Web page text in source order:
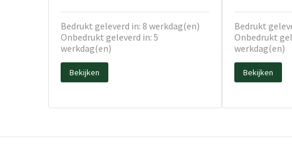
Bedrukt geleverd in: 8 werkdag(en)
Onbedrukt geleverd in: 5
werkdag(en)
Bekijken
Bedrukt
Onbedrukt
werkdag(en)
Bekijken